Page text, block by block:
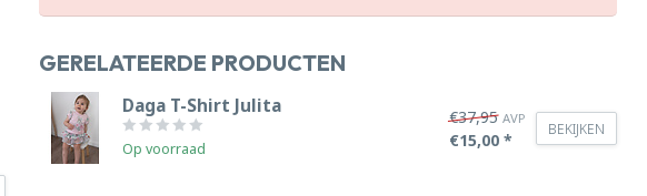
GERELATEERDE PRODUCTEN
Daga T-Shirt Julita
Op voorraad
€37,95 AVP
€15,00 *
BEKIJKEN